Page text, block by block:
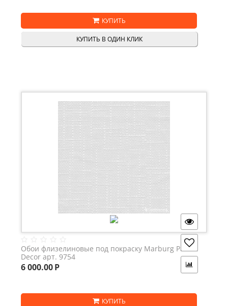
КУПИТЬ
КУПИТЬ В ОДИН КЛИК
Обои флизелиновые под покраску Marburg Patent
Decor арт. 9754
6 000.00Р
КУПИТЬ